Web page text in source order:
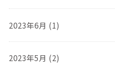
2023年6月 (1)
2023年5月 (2)